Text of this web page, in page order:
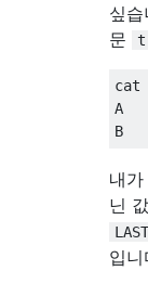
싶
문
t
cat
A
B
내
닌
입니